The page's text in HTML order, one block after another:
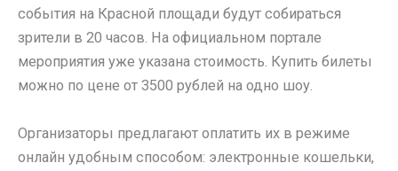
события на Красной площади будут собираться
зрители в 20 часов. На официальном портале
мероприятия уже указана стоимость. Купить билеты
можно по цене от 3500 рублей на одно шоу.
Организаторы предлагают оплатить их в режиме
онлайн удобным способом: электронные кошельки,